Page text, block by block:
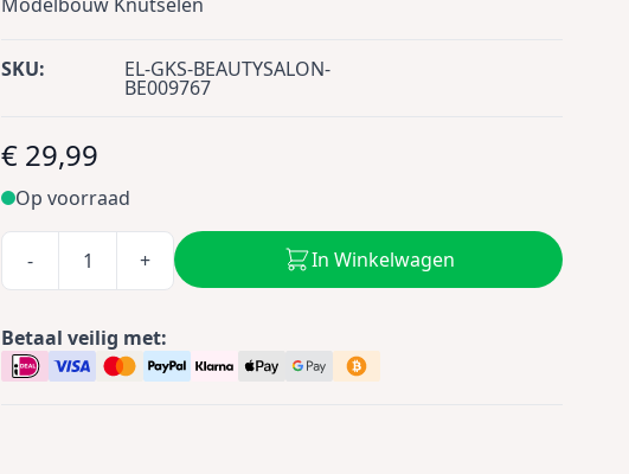
SKU: EL-GKS-BEAUTYSALON-
BE009767
€ 29,99
Op voorraad
- + In Winkelwagen
Betaal veilig met: